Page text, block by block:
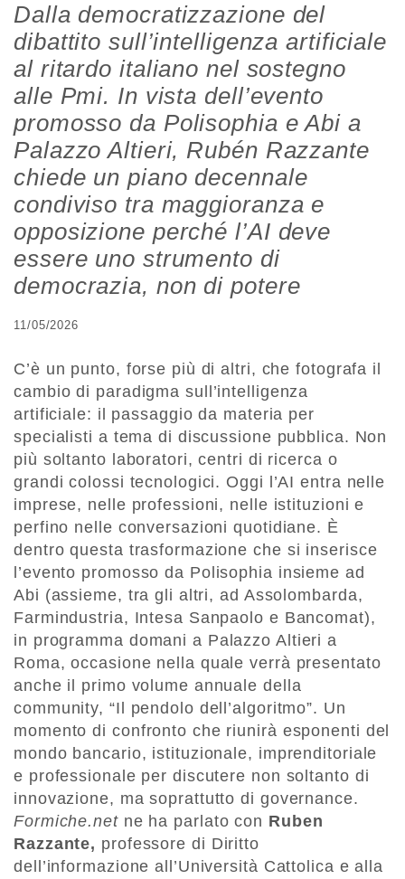
Dalla democratizzazione del
dibattito sull’intelligenza artificiale
al ritardo italiano nel sostegno
alle Pmi. In vista dell’evento
promosso da Polisophia e Abi a
Palazzo Altieri, Rubén Razzante
chiede un piano decennale
condiviso tra maggioranza e
opposizione perché l’AI deve
essere uno strumento di
democrazia, non di potere
11/05/2026
C’è un punto, forse più di altri, che fotografa il
cambio di paradigma sull’intelligenza
artificiale: il passaggio da materia per
specialisti a tema di discussione pubblica. Non
più soltanto laboratori, centri di ricerca o
grandi colossi tecnologici. Oggi l’AI entra nelle
imprese, nelle professioni, nelle istituzioni e
perfino nelle conversazioni quotidiane. È
dentro questa trasformazione che si inserisce
l’evento promosso da Polisophia insieme ad
Abi (assieme, tra gli altri, ad Assolombarda,
Farmindustria, Intesa Sanpaolo e Bancomat),
in programma domani a Palazzo Altieri a
Roma, occasione nella quale verrà presentato
anche il primo volume annuale della
community, “Il pendolo dell’algoritmo”. Un
momento di confronto che riunirà esponenti del
mondo bancario, istituzionale, imprenditoriale
e professionale per discutere non soltanto di
innovazione, ma soprattutto di governance.
Formiche.netne ha parlato con Ruben
Razzante, professore di Diritto
dell’informazione all’Università Cattolica e alla